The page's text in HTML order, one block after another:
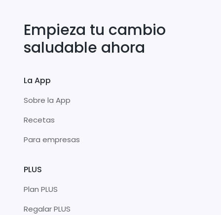
Empieza tu cambio
saludable ahora
La App
Sobre la App
Recetas
Para empresas
PLUS
Plan PLUS
Regalar PLUS